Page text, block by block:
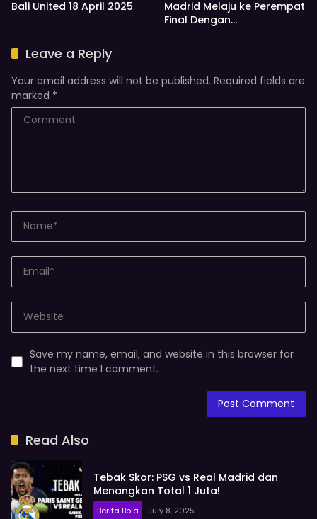
Bali United 18 April 2025
Madrid Melaju ke Perempat
Final Dengan
Leave a Reply
Your email address will not be published. Required fields are
marked *
Save my name, email, and website in this browser for
the next time I comment.
Read Also
Tebak Skor: PSG vs Real Madrid dan
Menangkan Total 1 Juta!
Berita Bola July 8, 2025